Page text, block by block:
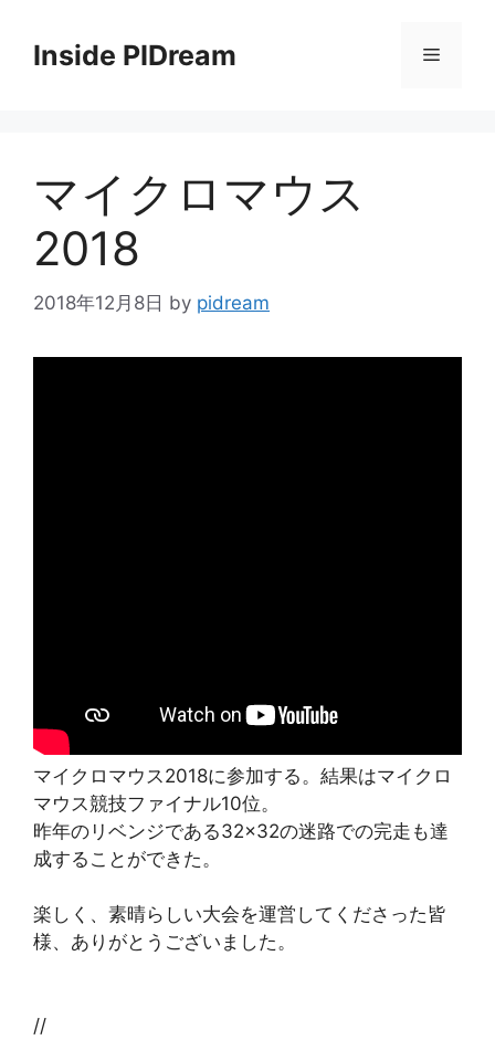
Inside PIDream メ
マイクロマウス
2018
2018年12月8日 by pidream
マイクロマウス2018に参加する。結果はマイクロ
マウス競技ファイナル10位。
昨年のリベンジである32×32の迷路での完走も達
成することができた。
楽しく、素晴らしい大会を運営してくださった皆
様、ありがとうございました。
//